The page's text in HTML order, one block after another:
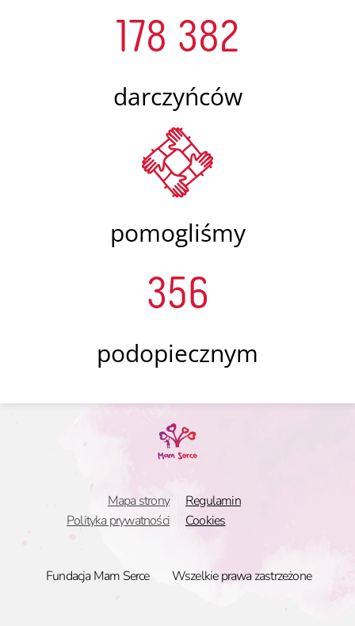
178 382
darczyńców
pomogliśmy
356
podopiecznym
Mapa strony
Polityka prywatności
Regulamin
Cookies
Fundacja Mam Serce Wszelkie prawa zastrzeżone